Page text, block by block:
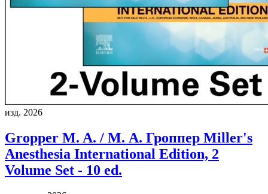
изд. 2026
Gropper M. A. / М. А. Гроппер Miller's
Anesthesia International Edition, 2
Volume Set - 10 ed.